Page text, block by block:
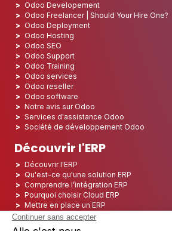
Odoo Developement
Odoo Freelancer | Should Your Hire One?
Odoo Deployment
Odoo Hosting
Odoo SEO
Odoo Support
Odoo Training
Odoo services
Odoo reseller
Odoo software
Notre avis sur Odoo
Services d'assistance Odoo
Société de développement Odoo
Découvrir l'ERP
Découvrir l'ERP
Qu'est-ce qu'une solution ERP
Comprendre l’intégration ERP
Pourquoi choisir Cloud ERP
Mettre en place un ERP
ERP Open Source
Logiciel ERP Open Source